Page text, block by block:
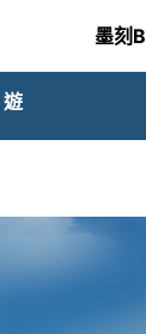
墨刻